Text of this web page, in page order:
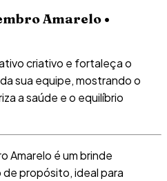
Amarelo •
criativo e fortaleça o
sua equipe, mostrando o
a saúde e o equilíbrio
Amarelo é um brinde
propósito, ideal para